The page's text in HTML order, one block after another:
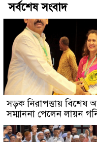
সর্বশেষ সংবাদ
সড়ক নিরাপত্তায় বিশেষ
সম্মাননা পেলেন লায়ন